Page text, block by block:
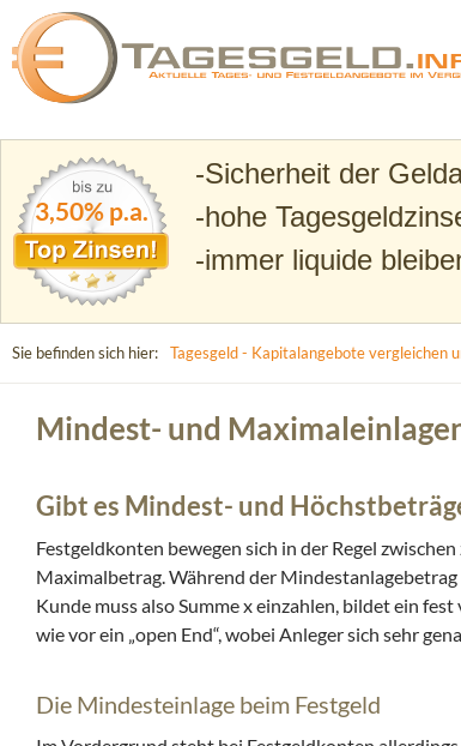
Tagesgeld.info – Tagesgeldkonten
3,50% p.a.
Sicherheit der
hohe
immer liquide
Sie befinden sich hier: Tagesgeld - Kapitalangebote vergleichen
Mindest- und
Gibt es Mindest- und
Festgeldkonten bewegen sich in der Regel
Maximalbetrag. Während der
Kunde muss also Summe x einzahlen, bildet ein
wie vor ein „open End“, wobei Anleger sich sehr
Die Mindesteinlage beim Festgeld